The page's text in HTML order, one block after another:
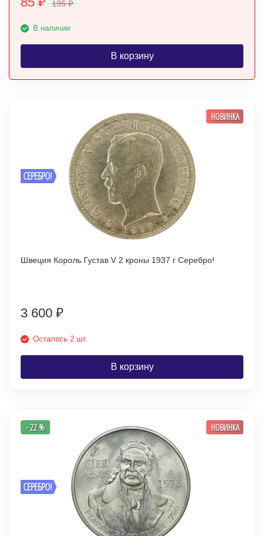
₽ 195₽
В наличии
В корзину
СЕРЕБРО!
НОВИНКА
Швеция Король Густав V 2 кроны 1937 г Серебро!
3 600 ₽
Осталось 2 шт.
В корзину
СЕРЕБРО!
- 22 % НОВИНКА